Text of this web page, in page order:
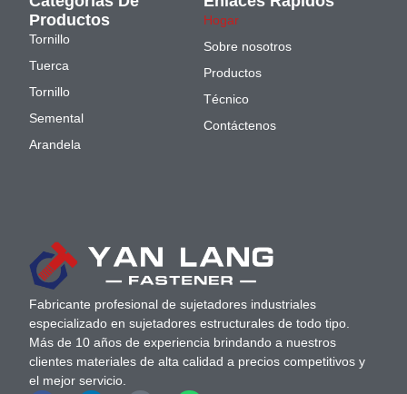
Fabricante profesional de sujetadores industriales
especializado en sujetadores estructurales de todo tipo.
Más de 10 años de experiencia brindando a nuestros
clientes materiales de alta calidad a precios competitivos y
el mejor servicio.
Productos
Tornillo
Tuerca
Tornillo
Semental
Arandela
Hogar
Sobre nosotros
Productos
Técnico
Contáctenos